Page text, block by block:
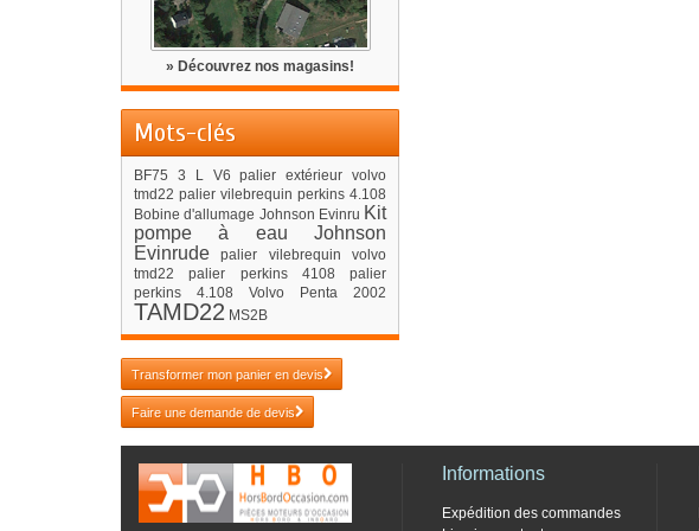
» Découvrez nos magasins!
Mots-clés
BF75 3 L V6 palier extérieur volvo
tmd22 palier vilebrequin perkins 4.108
Bobine d'allumage Johnson Evinru Kit
pompe à eau Johnson
Evinrude
palier vilebrequin volvo
tmd22
palier perkins 4108
palier
perkins 4.108
Volvo Penta 2002
TAMD22 MS2B
Transformer mon panier en devis
Faire une demande de devis
Informations
Expédition des commandes